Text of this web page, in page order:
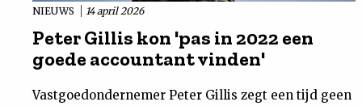
NIEUWS 14 april 2026
Peter Gillis kon 'pas in 2022 een
goede accountant vinden'
Vastgoedondernemer Peter Gillis zegt een tijd geen